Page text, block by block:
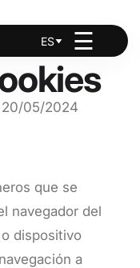
ES ☰
20/05/2024
que se
navegador del
dispositivo
a